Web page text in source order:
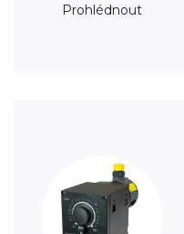
Prohlédnout